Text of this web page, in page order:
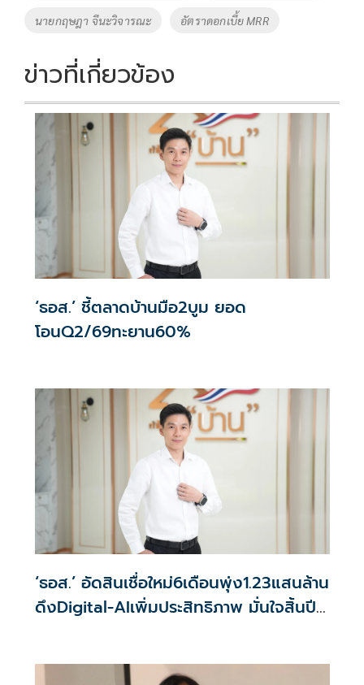
k k
นายกฤษฎา จีนะวิจารณะ อัตราดอกเบี้ย MRR
ข่าวที่เกี่ยวข้อง
‘ธอส.’ ชี้ตลาดบ้านมือ2บูม ยอด
โอนQ2/69ทะยาน60%
‘ธอส.’ อัดสินเชื่อใหม่6เดือนพุ่ง1.23แสนล้าน
ดึงDigital-AIเพิ่มประสิทธิภาพ มั่นใจสิ้นปี